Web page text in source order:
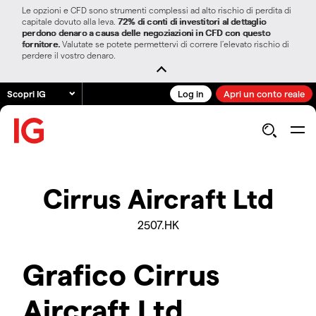
Le opzioni e CFD sono strumenti complessi ad alto rischio di perdita di
capitale dovuto alla leva. 72% di conti di investitori al dettaglio
perdono denaro a causa delle negoziazioni in CFD con questo
fornitore. Valutate se potete permettervi di correre l’elevato rischio di
perdere il vostro denaro.
Scopri IG Log in Apri un conto reale
Cirrus Aircraft Ltd
2507.HK
Grafico Cirrus